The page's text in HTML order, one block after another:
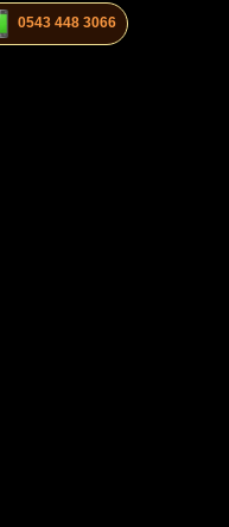
0543 448 3066